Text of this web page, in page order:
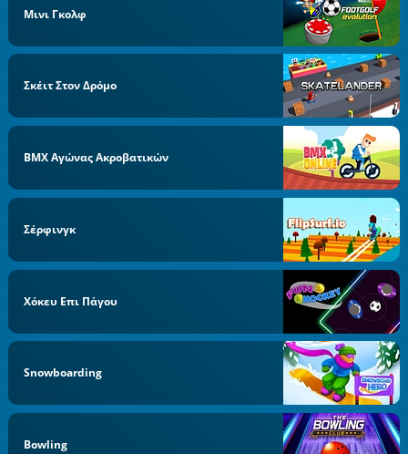
Μινι Γκολφ
Σκέιτ Στον Δρόμο
BMX Αγώνας Ακροβατικών
Σέρφινγκ
Χόκευ Επι Πάγου
Snowboarding
Bowling